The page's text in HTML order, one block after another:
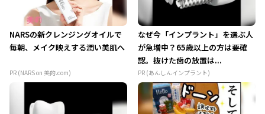
NARSの新クレンジングオイルで
毎朝、メイク映えする潤い美肌へ
PR (NARS on 美的.com)
なぜ今「インプラント」を選ぶ人
が急増中？65歳以上の方は要確
認。抜けた歯の放置は...
PR (あんしんインプラント)